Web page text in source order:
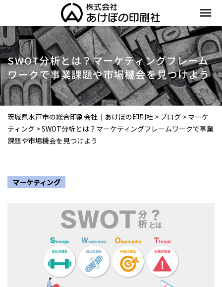
menu
SWOT分析とは？マーケティングフレーム
ワークで事業課題や市場機会を見つけよう
茨城県水戸市の総合印刷会社｜あけぼの印刷社 > ブログ > マーケ
ティング >SWOT分析とは？マーケティングフレームワークで事業
課題や市場機会を見つけよう
マーケティング